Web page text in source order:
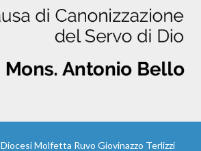
Diocesi Molfetta Ruvo Giovinazzo Terlizzi